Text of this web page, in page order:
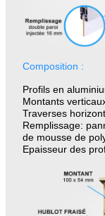
Composition :
Profils en
Montants
Traverses
Remplissage: p
de mousse de
Epaisseur des